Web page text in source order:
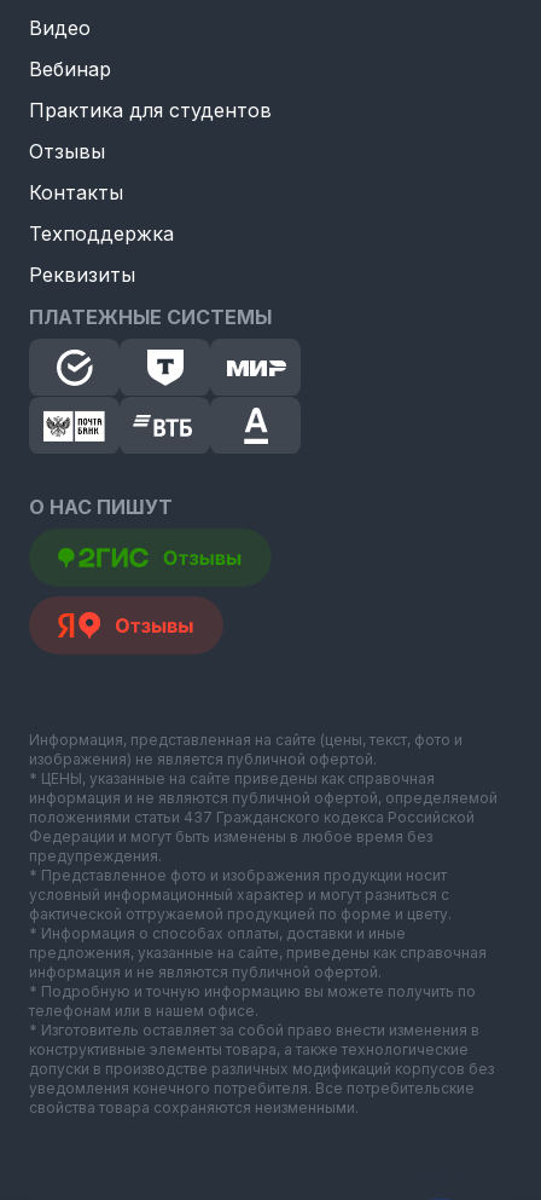
Видео
Вебинар
Практика для студентов
Отзывы
Контакты
Техподдержка
Реквизиты
ПЛАТЕЖНЫЕ СИСТЕМЫ
О НАС ПИШУТ
Информация, представленная на сайте (цены, текст, фото и
изображения) не является публичной офертой.
* ЦЕНЫ, указанные на сайте приведены как справочная
информация и не являются публичной офертой, определяемой
положениями статьи 437 Гражданского кодекса Российской
Федерации и могут быть изменены в любое время без
предупреждения.
* Представленное фото и изображения продукции носит
условный информационный характер и могут разниться с
фактической отгружаемой продукцией по форме и цвету.
* Информация о способах оплаты, доставки и иные
предложения, указанные на сайте, приведены как справочная
информация и не являются публичной офертой.
* Подробную и точную информацию вы можете получить по
телефонам или в нашем офисе.
* Изготовитель оставляет за собой право внести изменения в
конструктивные элементы товара, а также технологические
допуски в производстве различных модификаций корпусов без
уведомления конечного потребителя. Все потребительские
свойства товара сохраняются неизменными.